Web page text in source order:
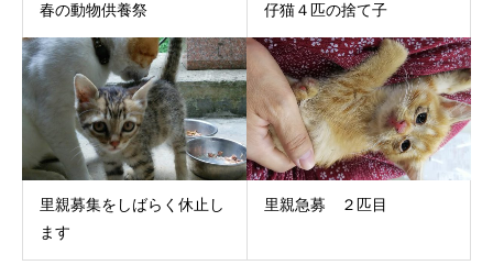
春の動物供養祭 仔猫４匹の捨て子
里親募集をしばらく休止し
ます
里親急募 ２匹目